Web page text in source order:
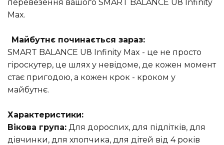
перевезення вашого SMART BALANCE U8 Infinity
Max.
Майбутнє починається зараз:
SMART BALANCE U8 Infinity Max - це не просто
гіроскутер, це шлях у невідоме, де кожен момент
стає пригодою, а кожен крок - кроком у
майбутнє.
Характеристики:
Вікова група: Для дорослих, для підлітків, для
дівчинки, для хлопчика, для дітей від 4 років